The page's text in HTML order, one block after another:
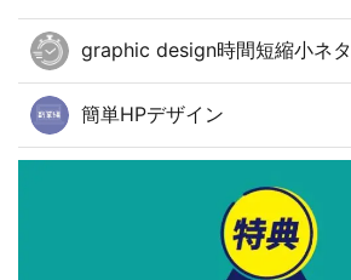
graphic design時間短縮小ネタ
簡単HPデザイン